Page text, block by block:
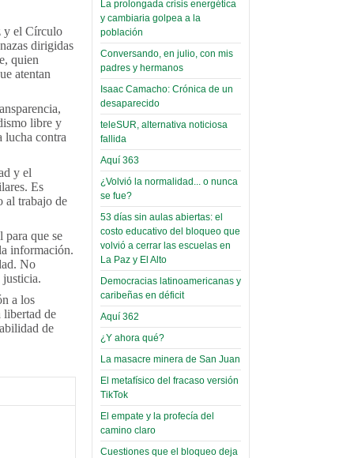
y el Círculo
dirigidas
quien
atentan
libre y
lucha contra
y el
Es
al trabajo de
para que se
información.
No
justicia.
a los
libertad de
de
Leer Más...
Trabajo Social de la UMSA
volverá a las urnas para elegir a
su directora
Sábado, 14 Octubre 2023
Leer Más...
Candidatos del MAS se
presentarán en la UMSA
Jueves, 14 Septiembre 2023
Leer Más...
Carrera de Geografía realiza
Segundo Congreso Nacional
Viernes, 14 Octubre 2022
Leer Más...
Docentes y estudiantes de
Trabajo Social de la UMSA
elegirán directora
Viernes, 14 Octubre 2022
Leer Más...
“Tuna Femenina San Andrés”
toca y canta con coraje
Miércoles, 14 Septiembre 2022
Leer Más...
Posesionan a dirigentes de
Asociación de Docentes
Domingo, 14 Agosto 2022
Read more...
Infierno Covid
parte VI:
Gabinete de
Áñez se atribuye
construcción de
hospitales
prefabricados en
la que no tuvo
participación;
más de 24 horas
después rectifica
parcialmente
El Infamatorio
Miércoles, 09 Diciembre 2020
Read more...
Interpretación
de un álbum de
narco-fotos
(Miscelánea
Palaciega 8)
El Infamatorio
Miércoles, 19 Junio 2019
La prolongada crisis energética
y cambiaria golpea a la
población
Conversando, en julio, con mis
padres y hermanos
Isaac Camacho: Crónica de un
desaparecido
teleSUR, alternativa noticiosa
fallida
Aquí 363
¿Volvió la normalidad... o nunca
se fue?
53 días sin aulas abiertas: el
costo educativo del bloqueo que
volvió a cerrar las escuelas en
La Paz y El Alto
Democracias latinoamericanas y
caribeñas en déficit
Aquí 362
¿Y ahora qué?
La masacre minera de San Juan
El metafísico del fracaso versión
TikTok
El empate y la profecía del
camino claro
Cuestiones que el bloqueo deja